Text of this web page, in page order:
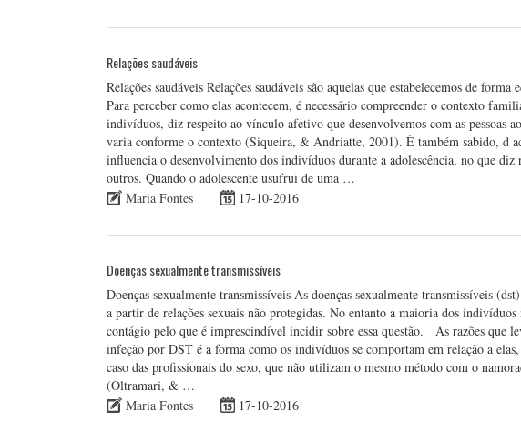
Relações saudáveis
Relações saudáveis Relações saudáveis são aquelas que estabelecemos de
Para perceber como elas acontecem, é necessário compreender o contexto
indivíduos, diz respeito ao vínculo afetivo que desenvolvemos com as pessoas
varia conforme o contexto (Siqueira, & Andriatte, 2001). É também sabido, d
influencia o desenvolvimento dos indivíduos durante a adolescência, no que
outros. Quando o adolescente usufrui de uma …
Maria Fontes
17-10-2016
Doenças sexualmente transmissíveis
Doenças sexualmente transmissíveis As doenças sexualmente transmissíveis
a partir de relações sexuais não protegidas. No entanto a maioria dos
contágio pelo que é imprescindível incidir sobre essa questão. As razões que
infeção por DST é a forma como os indivíduos se comportam em relação a
caso das profissionais do sexo, que não utilizam o mesmo método com o
(Oltramari, & …
Maria Fontes
17-10-2016